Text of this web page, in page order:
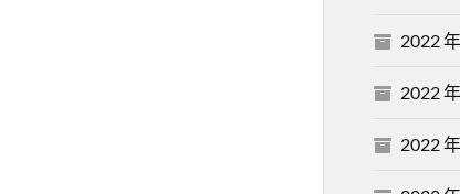
2022
2022
2022